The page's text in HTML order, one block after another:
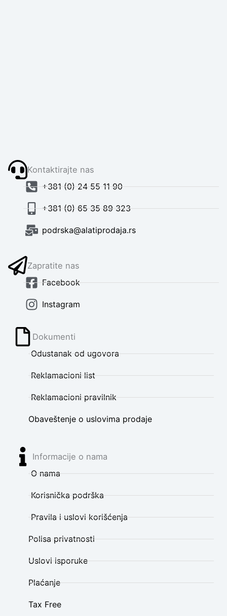
Kontaktirajte nas
+381 (0) 24 55 11 90
+381 (0) 65 35 89 323
podrska@alatiprodaja.rs
Zapratite nas
Facebook
Instagram
Dokumenti
Odustanak od ugovora
Reklamacioni list
Reklamacioni pravilnik
Obaveštenje o uslovima prodaje
Informacije o nama
O nama
Korisnička podrška
Pravila i uslovi korišćenja
Polisa privatnosti
Uslovi isporuke
Plaćanje
Tax Free